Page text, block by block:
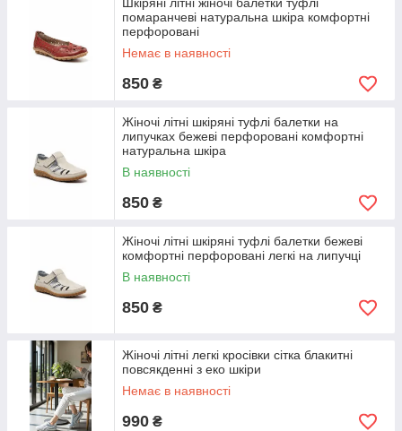
помаранчеві натуральна шкіра комфортні
перфоровані
Немає в наявності
850 ₴
Жіночі літні шкіряні туфлі балетки на
липучках бежеві перфоровані комфортні
натуральна шкіра
В наявності
850 ₴
Жіночі літні шкіряні туфлі балетки бежеві
комфортні перфоровані легкі на липучці
В наявності
850 ₴
Жіночі літні легкі кросівки сітка блакитні
повсякденні з еко шкіри
Немає в наявності
990 ₴